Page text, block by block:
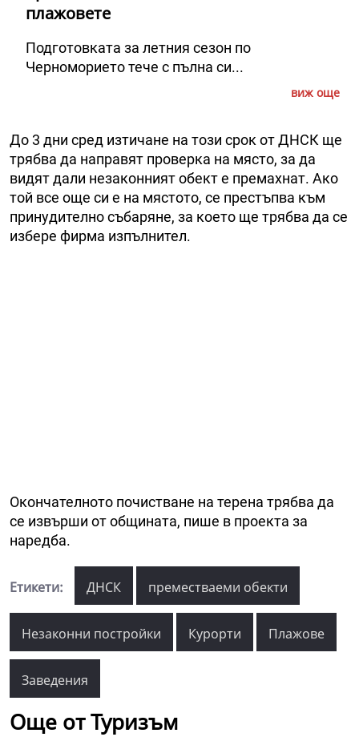
плажовете
Подготовката за летния сезон по
Черноморието тече с пълна си...
виж още
До 3 дни сред изтичане на този срок от ДНСК ще
трябва да направят проверка на място, за да
видят дали незаконният обект е премахнат. Ако
той все още си е на мястото, се престъпва към
принудително събаряне, за което ще трябва да се
избере фирма изпълнител.
Окончателното почистване на терена трябва да
се извърши от общината, пише в проекта за
наредба.
Етикети: ДНСК преместваеми обекти
Незаконни постройки Курорти Плажове
Заведения
Още от Туризъм